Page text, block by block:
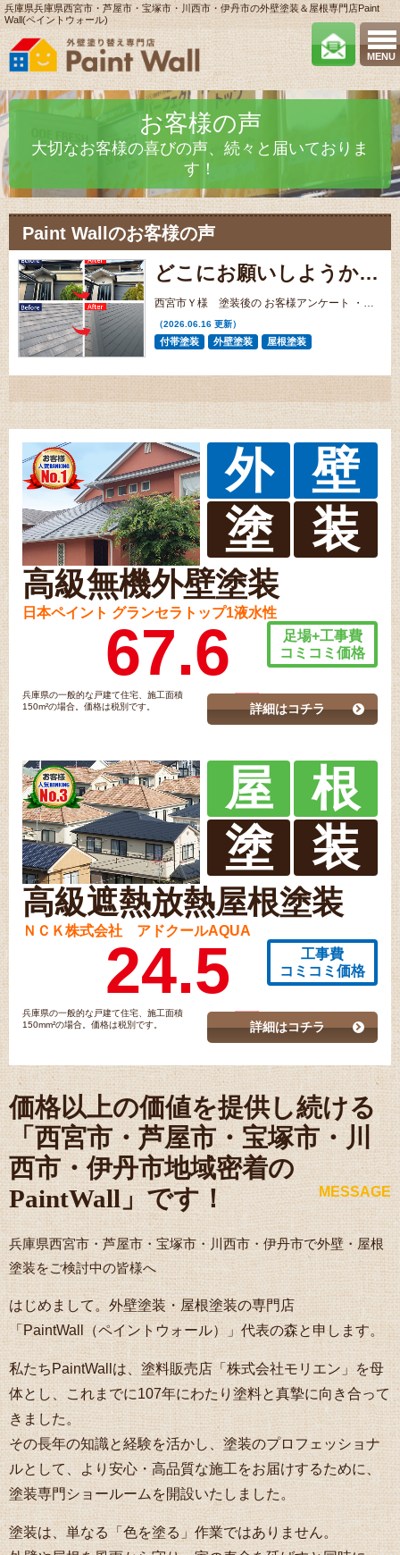
MENU
兵庫県兵庫県西宮市・芦屋市・宝塚市・川西市・伊丹市の外壁塗装＆屋根専門店Paint
Wall(ペイントウォール)
お客様の声
大切なお客様の喜びの声、続々と届いておりま
す！
Paint Wallのお客様の声
どこにお願いしようか悩みましたが、地域密着のペイントウォールさんにお願いしてよかったです。
（2026.06.16 更新）
付帯塗装 外壁塗装 屋根塗装
外
壁
塗
装
高級無機外壁塗装
日本ペイント グランセラトップ1液水性
足場+工事費
コミコミ価格
67.6
兵庫県の一般的な戸建て住宅、施工面積
150m²の場合。価格は税別です。
詳細はコチラ
屋
根
塗
装
高級遮熱放熱屋根塗装
ＮＣＫ株式会社 アドクールAQUA
工事費
コミコミ価格
24.5
兵庫県の一般的な戸建て住宅、施工面積
150mm²の場合。価格は税別です。
詳細はコチラ
価格以上の価値を提供し続ける
「西宮市・芦屋市・宝塚市・川
西市・伊丹市地域密着の
PaintWall」です！
MESSAGE
兵庫県西宮市・芦屋市・宝塚市・川西市・伊丹市で外壁・屋根
塗装をご検討中の皆様へ
はじめまして。外壁塗装・屋根塗装の専門店
「PaintWall（ペイントウォール）」代表の森と申します。
私たちPaintWallは、塗料販売店「株式会社モリエン」を母
体とし、これまでに107年にわたり塗料と真摯に向き合って
きました。
その長年の知識と経験を活かし、塗装のプロフェッショナ
ルとして、より安心・高品質な施工をお届けするために、
塗装専門ショールームを開設いたしました。
塗装は、単なる「色を塗る」作業ではありません。